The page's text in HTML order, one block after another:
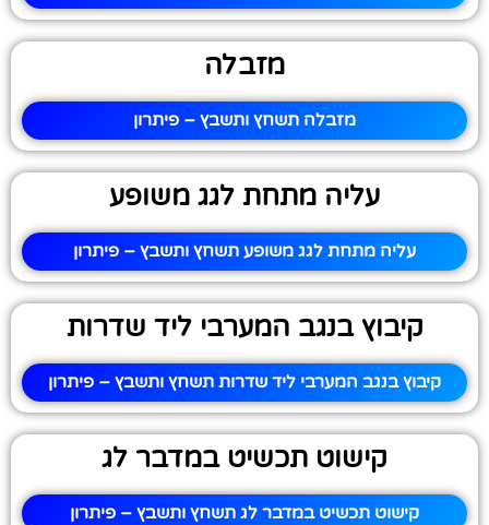
מזבלה
מזבלה תשחץ ותשבץ – פיתרון
עליה מתחת לגג משופע
עליה מתחת לגג משופע תשחץ ותשבץ – פיתרון
קיבוץ בנגב המערבי ליד שדרות
קיבוץ בנגב המערבי ליד שדרות תשחץ ותשבץ – פיתרון
קישוט תכשיט במדבר לג
קישוט תכשיט במדבר לג תשחץ ותשבץ – פיתרון